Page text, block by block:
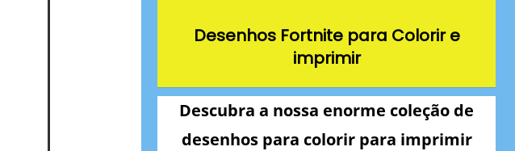
Desenhos Fortnite para Colorir e
imprimir
Descubra a nossa enorme coleção de
desenhos para colorir para imprimir